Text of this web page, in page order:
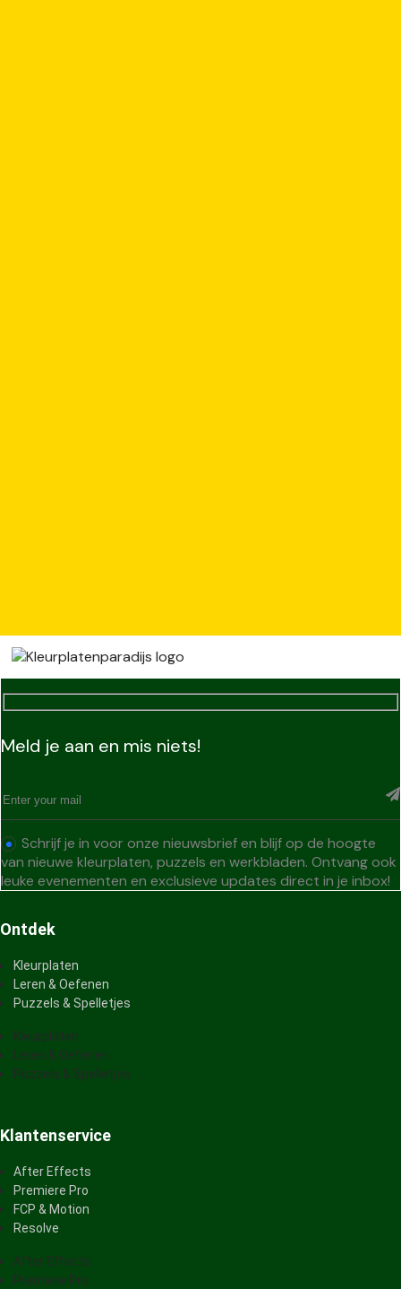
Meld je aan en mis niets!
Schrijf je in voor onze nieuwsbrief en blijf op de hoogte
van nieuwe kleurplaten, puzzels en werkbladen. Ontvang ook
leuke evenementen en exclusieve updates direct in je inbox!
Ontdek
Kleurplaten
Leren & Oefenen
Puzzels & Spelletjes
Kleurplaten
Leren & Oefenen
Puzzels & Spelletjes
Klantenservice
After Effects
Premiere Pro
FCP & Motion
Resolve
After Effects
Premiere Pro